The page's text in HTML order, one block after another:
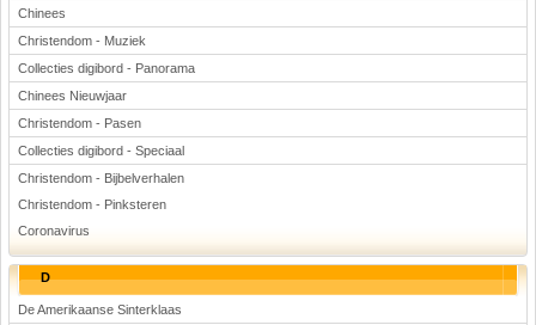
Chinees
Christendom - Muziek
Collecties digibord - Panorama
Chinees Nieuwjaar
Christendom - Pasen
Collecties digibord - Speciaal
Christendom - Bijbelverhalen
Christendom - Pinksteren
Coronavirus
D
De Amerikaanse Sinterklaas